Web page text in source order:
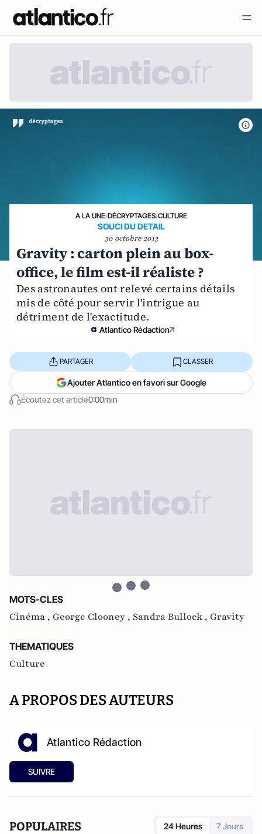
A LA UNE›DÉCRYPTAGES›CULTURE
SOUCI DU DETAIL
30 octobre 2013
Gravity : carton plein au box-
office, le film est-il réaliste ?
Des astronautes ont relevé certains détails
mis de côté pour servir l'intrigue au
détriment de l'exactitude.
Atlantico Rédaction
Écoutez cet article0:00min
PARTAGER CLASSER
Ajouter Atlantico en favori sur Google
MOTS-CLES
Cinéma , George Clooney , Sandra Bullock , Gravity
THEMATIQUES
Culture
A PROPOS DES AUTEURS
Atlantico Rédaction
SUIVRE
POPULAIRES 24 Heures 7 Jours